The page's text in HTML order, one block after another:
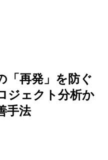
「再発」を防ぐ
ジェクト分析か
手法